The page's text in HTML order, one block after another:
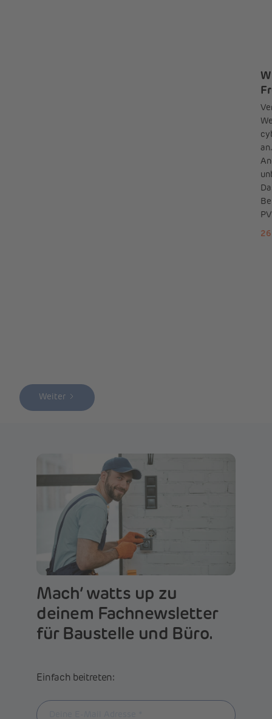
Weiter
Mach‘ watts up zu
deinem Fachnewsletter
für Baustelle und Büro.
Einfach beitreten: